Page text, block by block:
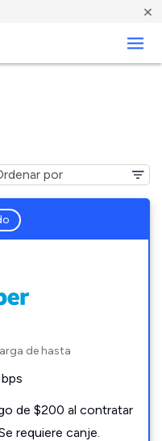
×
de hasta
de $200 al contratar
requiere canje.